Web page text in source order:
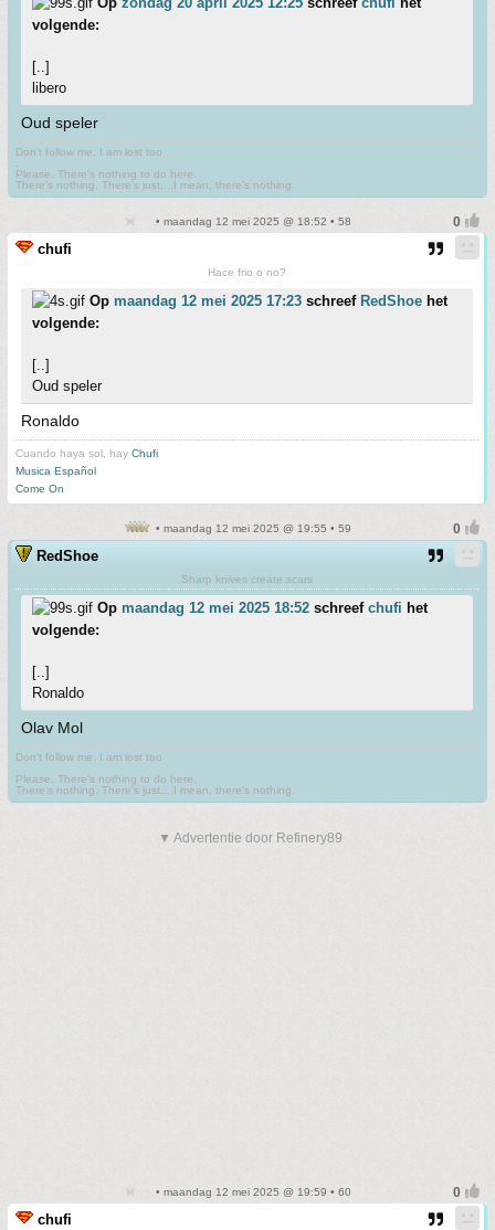
volgende:
[..]
libero
Oud speler
Don't follow me. I am lost too
Please. There's nothing to do here.
There's nothing. There's just....I mean, there's nothing.
• maandag 12 mei 2025 @ 18:52 • 58
chufi
Hace frio o no?
Op maandag 12 mei 2025 17:23 schreef RedShoe het
volgende:
[..]
Oud speler
Ronaldo
Cuando haya sol, hay Chufi
Musica Español
Come On
• maandag 12 mei 2025 @ 19:55 • 59
RedShoe
Sharp knives create scars
Op maandag 12 mei 2025 18:52 schreef chufi het
volgende:
[..]
Ronaldo
Olav Mol
Don't follow me. I am lost too
Please. There's nothing to do here.
There's nothing. There's just....I mean, there's nothing.
▼ Advertentie door Refinery89
• maandag 12 mei 2025 @ 19:59 • 60
chufi